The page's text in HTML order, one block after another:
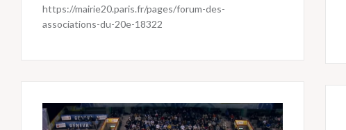
https://mairie20.paris.fr/pages/forum-des-
associations-du-20e-18322